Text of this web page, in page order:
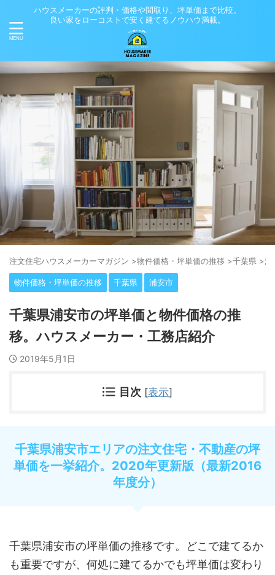
ハウスメーカーの評判・価格や間取り、坪単価まで比較。
良い家をローコストで安く建てるノウハウ満載。
注⽂住宅ハウスメーカーマガジン >物件価格・坪単価の推移 >千葉県 >浦
物件価格・坪単価の推移 千葉県 浦安市
千葉県浦安市の坪単価と物件価格の推
移。ハウスメーカー・工務店紹介
2019年5月1日
目次 [表示]
千葉県浦安市エリアの注文住宅・不動産の坪
単価を一挙紹介。2020年更新版（最新2016
年度分）
千葉県浦安市の坪単価の推移です。どこで建てるか
も重要ですが、何処に建てるかでも坪単価は変わり